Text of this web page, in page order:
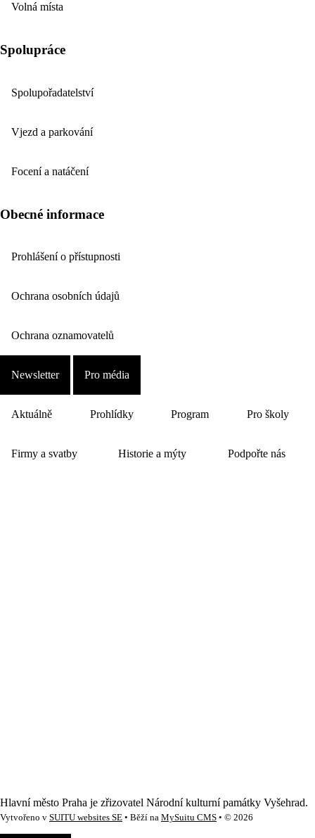
Volná místa
Spolupráce
Spolupořadatelství
Vjezd a parkování
Focení a natáčení
Obecné informace
Prohlášení o přístupnosti
Ochrana osobních údajů
Ochrana oznamovatelů
Newsletter Pro média
Aktuálně Prohlídky Program Pro školy
Firmy a svatby Historie a mýty Podpořte nás
Hlavní město Praha je zřizovatel Národní kulturní památky Vyšehrad.
Vytvořeno v SUITU websites SE • Běží na MySuitu CMS • © 2026